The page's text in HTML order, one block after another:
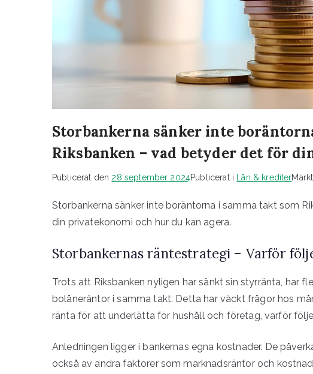
Storbankerna sänker inte
Riksbanken – vad betyder det för
Publicerat den 28 september 2024Publicerat i Lån & krediterMärkt
Storbankerna sänker inte boräntorna i samma takt som
din privatekonomi och hur du kan agera.
Storbankernas räntestrategi – Varför
Trots att Riksbanken nyligen har sänkt sin styrränta, har
bolåneräntor i samma takt. Detta har väckt frågor hos
ränta för att underlätta för hushåll och företag, varför
Anledningen ligger i bankernas egna kostnader. De
också av andra faktorer som marknadsräntor och